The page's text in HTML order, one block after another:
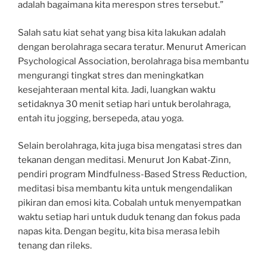
adalah bagaimana kita merespon stres tersebut.”
Salah satu kiat sehat yang bisa kita lakukan adalah
dengan berolahraga secara teratur. Menurut American
Psychological Association, berolahraga bisa membantu
mengurangi tingkat stres dan meningkatkan
kesejahteraan mental kita. Jadi, luangkan waktu
setidaknya 30 menit setiap hari untuk berolahraga,
entah itu jogging, bersepeda, atau yoga.
Selain berolahraga, kita juga bisa mengatasi stres dan
tekanan dengan meditasi. Menurut Jon Kabat-Zinn,
pendiri program Mindfulness-Based Stress Reduction,
meditasi bisa membantu kita untuk mengendalikan
pikiran dan emosi kita. Cobalah untuk menyempatkan
waktu setiap hari untuk duduk tenang dan fokus pada
napas kita. Dengan begitu, kita bisa merasa lebih
tenang dan rileks.